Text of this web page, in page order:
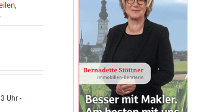
,
Uhr -